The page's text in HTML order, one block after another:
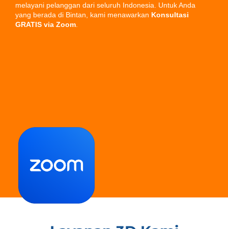
melayani pelanggan dari seluruh Indonesia. Untuk Anda
yang berada di Bintan, kami menawarkan Konsultasi
GRATIS via Zoom